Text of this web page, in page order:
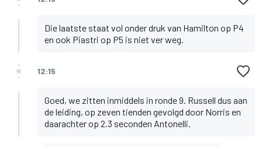
Die laatste staat vol onder druk van Hamilton op P4
en ook Piastri op P5 is niet ver weg.
12:15
Goed, we zitten inmiddels in ronde 9. Russell dus aan
de leiding, op zeven tienden gevolgd door Norris en
daarachter op 2.3 seconden Antonelli.